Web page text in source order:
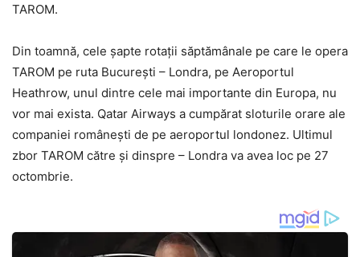
TAROM.
Din toamnă, cele șapte rotații săptămânale pe care le opera
TAROM pe ruta București – Londra, pe Aeroportul
Heathrow, unul dintre cele mai importante din Europa, nu
vor mai exista. Qatar Airways a cumpărat sloturile orare ale
companiei românești de pe aeroportul londonez. Ultimul
zbor TAROM către și dinspre – Londra va avea loc pe 27
octombrie.